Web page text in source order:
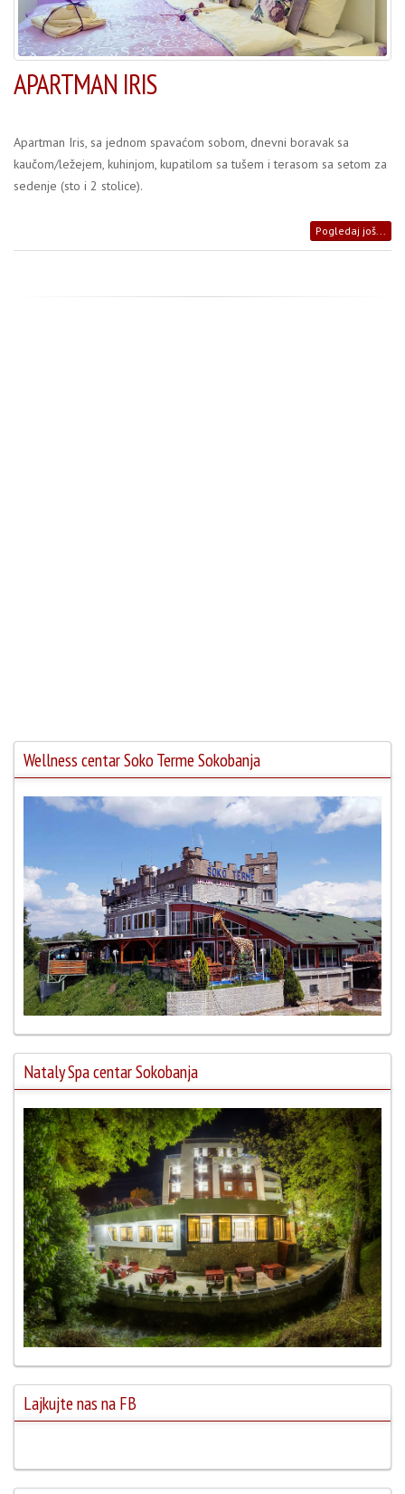
APARTMAN IRIS
Apartman Iris, sa jednom spavaćom sobom, dnevni boravak sa
kaučom/ležejem, kuhinjom, kupatilom sa tušem i terasom sa setom za
sedenje (sto i 2 stolice).
Pogledaj još...
Wellness centar Soko Terme Sokobanja
Nataly Spa centar Sokobanja
Lajkujte nas na FB